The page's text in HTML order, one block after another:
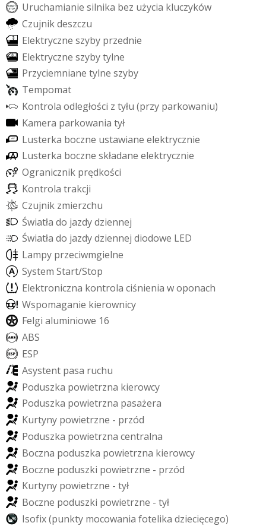
Uruchamianie silnika bez użycia kluczyków
Czujnikdeszczu
Elektryczne szyby przednie
Elektryczne szybytylne
Przyciemniane tylne szyby
Tempomat
Kontrola odległości z tyłu (przy parkowaniu)
Kamera parkowania tył
Lusterka boczne ustawiane elektrycznie
Lusterka boczne składane elektrycznie
Ogranicznik prędkości
Kontrola trakcji
Czujnik zmierzchu
Światła do jazdydziennej
Światła do jazdydziennej diodowe LED
Lampy przeciwmgielne
System Start/Stop
Elektroniczna kontrola ciśnienia woponach
Wspomaganie kierownicy
Felgi aluminiowe 16
ABS
ESP
Asystent pasa ruchu
Poduszka powietrzna kierowcy
Poduszka powietrzna pasażera
Kurtyny powietrzne - przód
Poduszka powietrzna centralna
Boczna poduszka powietrzna kierowcy
Boczne poduszki powietrzne - przód
Kurtyny powietrzne - tył
Boczne poduszki powietrzne - tył
Isofix(punkty mocowania fotelika dziecięcego)